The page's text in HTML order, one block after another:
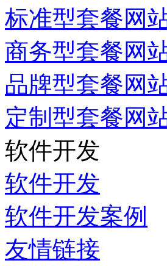
标准型套餐网
商务型套餐网
品牌型套餐网
定制型套餐网
软件开发
软件开发
软件开发案例
友情链接